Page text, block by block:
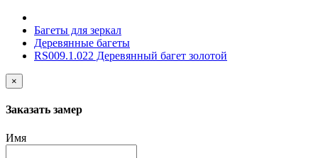
Багеты для зеркал
Деревянные багеты
RS009.1.022 Деревянный багет золотой
×
Заказать замер
Имя